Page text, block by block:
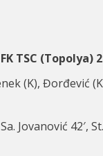
TSC (Topolya)
(K), Đorđević
Jovanović 42′,